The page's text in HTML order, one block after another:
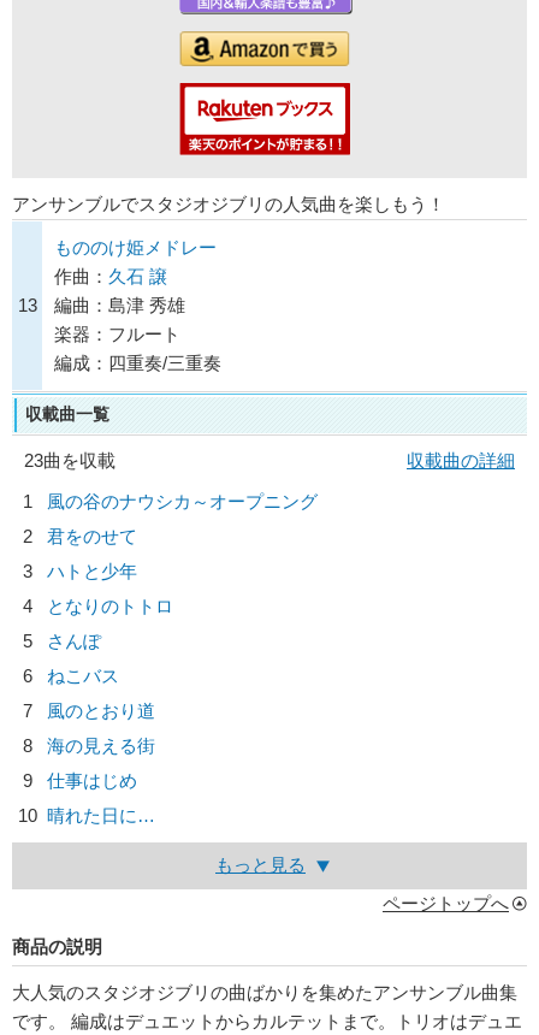
アンサンブルでスタジオジブリの人気曲を楽しもう！
13
もののけ姫メドレー
作曲： 久石 譲
編曲：島津 秀雄
楽器：フルート
編成：四重奏/三重奏
収載曲一覧
23曲を収載
収載曲の詳細
1
風の谷のナウシカ～オープニング
2
君をのせて
3
ハトと少年
4
となりのトトロ
5
さんぽ
6
ねこバス
7
風のとおり道
8
海の見える街
9
仕事はじめ
10 晴れた日に…
もっと見る
ページトップへ
商品の説明
大人気のスタジオジブリの曲ばかりを集めたアンサンブル曲集
です。 編成はデュエットからカルテットまで。トリオはデュエ